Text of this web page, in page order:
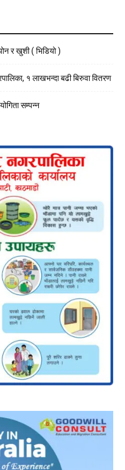
र खुशी ( भिडियो )
१ लाखभन्दा बढी बिरुवा वितरण
सम्पन्न